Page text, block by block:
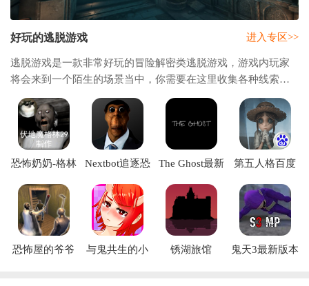
好玩的逃脱游戏
逃脱游戏是一款非常好玩的冒险解密类逃脱游戏，游戏内玩家
将会来到一个陌生的场景当中，你需要在这里收集各种线索与
道具，解开场景中的谜题，根据不同场景中的关联来找到可以
逃出去的道路。游戏中你需要时刻小心，有
进入专区>>
恐怖奶奶-格林
Nextbot追逐恐
The Ghost最新
第五人格百度
2026最新版
恐怖屋的爷爷
与鬼共生的小
锈湖旅馆
鬼天3最新版本